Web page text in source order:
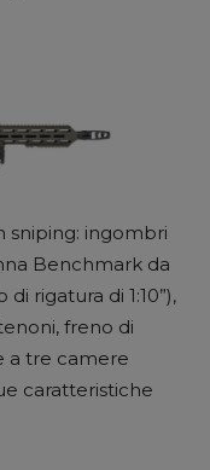
sniping: ingombri
Benchmark da
rigatura di 1:10”),
freno di
a tre camere
caratteristiche